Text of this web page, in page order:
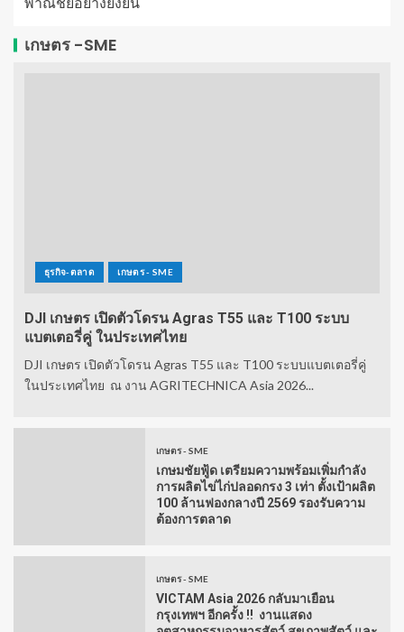
เกษตร -SME
ธุรกิจ-ตลาด เกษตร - SME
DJI เกษตร เปิดตัวโดรน Agras T55 และ T100 ระบบ
แบตเตอรี่คู่ ในประเทศไทย
DJI เกษตร เปิดตัวโดรน Agras T55 และ T100 ระบบแบตเตอรี่คู่
ในประเทศไทย ณ งาน AGRITECHNICA Asia 2026...
เกษตร - SME
เกษมชัยฟู้ด เตรียมความพร้อมเพิ่มกำลัง
การผลิตไข่ไก่ปลอดกรง 3 เท่า ตั้งเป้าผลิต
100 ล้านฟองกลางปี 2569 รองรับความ
ต้องการตลาด
เกษตร - SME
VICTAM Asia 2026 กลับมาเยือน
กรุงเทพฯ อีกครั้ง !! งานแสดง